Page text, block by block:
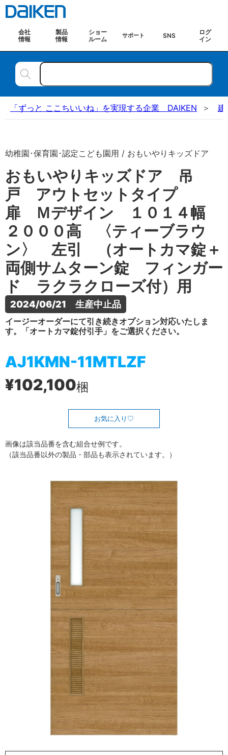
会社
情報
製品
情報
ショー
ルーム
サポート SNS
ログ
イン
「ずっと ここちいいね」を実現する企業 DAIKEN 建
幼稚園･保育園･認定こども園用 / おもいやりキッズドア
おもいやりキッズドア 吊
戸 アウトセットタイプ
扉 Ｍデザイン １０１４幅
２０００高 〈ティーブラウ
ン〉 左引 （オートカマ錠＋
両側サムターン錠 フィンガー
ド ラクラクローズ付）用
2024/06/21　生産中止品
イージーオーダーにて引き続きオプション対応いたしま
す。「オートカマ錠付引手」をご選択ください。
AJ1KMN-11MTLZF
¥102,100梱
お気に入り
画像は該当品番を含む組合せ例です。
（該当品番以外の製品・部品も表示されています。）